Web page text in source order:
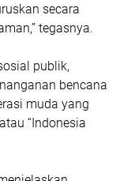
secara
tegasnya.
publik,
bencana
muda yang
“Indonesia